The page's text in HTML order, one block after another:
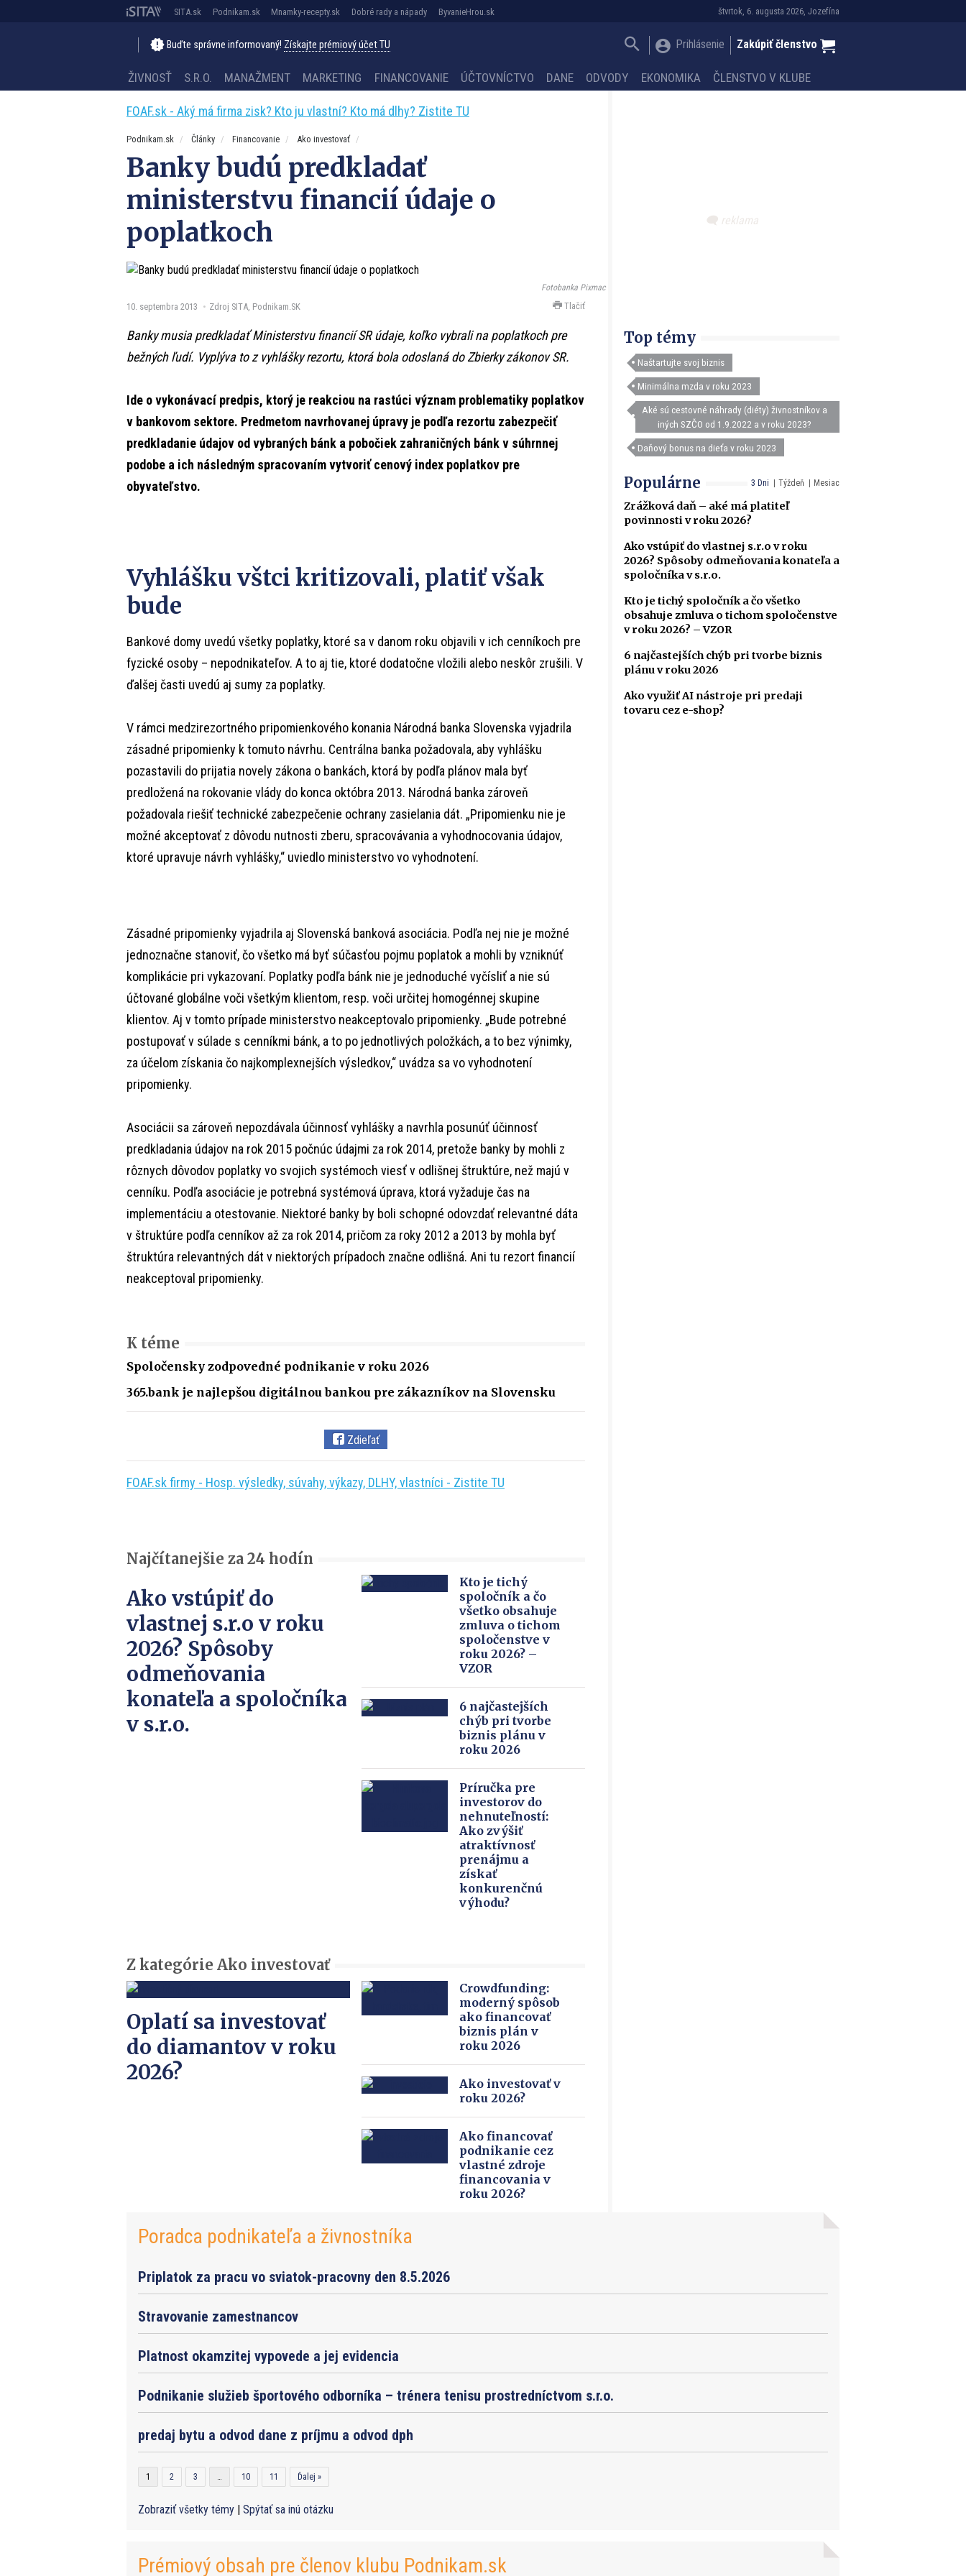
štvrtok, 6. augusta 2026, Jozefína
SITA.sk Podnikam.sk Mnamky-recepty.sk Dobré rady a nápady ByvanieHrou.sk
Buďte správne informovaný! Získajte prémiový účet TU Prihlásenie Zakúpiť členstvo
ŽIVNOSŤ S.R.O. MANAŽMENT MARKETING FINANCOVANIE ÚČTOVNÍCTVO DANE ODVODY EKONOMIKA ČLENSTVO V KLUBE
FOAF.sk - Aký má firma zisk? Kto ju vlastní? Kto má dlhy? Zistite TU
Podnikam.sk Články Financovanie Ako investovať
Banky budú predkladať
ministerstvu financií údaje o
poplatkoch
Fotobanka Pixmac
10. septembra 2013 Zdroj SITA, Podnikam.SK Tlačiť
Banky musia predkladať Ministerstvu financií SR údaje, koľko vybrali na poplatkoch pre
bežných ľudí. Vyplýva to z vyhlášky rezortu, ktorá bola odoslaná do Zbierky zákonov SR.
Ide o vykonávací predpis, ktorý je reakciou na rastúci význam problematiky poplatkov
v bankovom sektore. Predmetom navrhovanej úpravy je podľa rezortu zabezpečiť
predkladanie údajov od vybraných bánk a pobočiek zahraničných bánk v súhrnnej
podobe a ich následným spracovaním vytvoriť cenový index poplatkov pre
obyvateľstvo.
Vyhlášku vštci kritizovali, platiť však
bude
Bankové domy uvedú všetky poplatky, ktoré sa v danom roku objavili v ich cenníkoch pre
fyzické osoby – nepodnikateľov. A to aj tie, ktoré dodatočne vložili alebo neskôr zrušili. V
ďalšej časti uvedú aj sumy za poplatky.
V rámci medzirezortného pripomienkového konania Národná banka Slovenska vyjadrila
zásadné pripomienky k tomuto návrhu. Centrálna banka požadovala, aby vyhlášku
pozastavili do prijatia novely zákona o bankách, ktorá by podľa plánov mala byť
predložená na rokovanie vlády do konca októbra 2013. Národná banka zároveň
požadovala riešiť technické zabezpečenie ochrany zasielania dát. „Pripomienku nie je
možné akceptovať z dôvodu nutnosti zberu, spracovávania a vyhodnocovania údajov,
ktoré upravuje návrh vyhlášky,“ uviedlo ministerstvo vo vyhodnotení.
Zásadné pripomienky vyjadrila aj Slovenská banková asociácia. Podľa nej nie je možné
jednoznačne stanoviť, čo všetko má byť súčasťou pojmu poplatok a mohli by vzniknúť
komplikácie pri vykazovaní. Poplatky podľa bánk nie je jednoduché vyčísliť a nie sú
účtované globálne voči všetkým klientom, resp. voči určitej homogénnej skupine
klientov. Aj v tomto prípade ministerstvo neakceptovalo pripomienky. „Bude potrebné
postupovať v súlade s cenníkmi bánk, a to po jednotlivých položkách, a to bez výnimky,
za účelom získania čo najkomplexnejších výsledkov,“ uvádza sa vo vyhodnotení
pripomienky.
Asociácii sa zároveň nepozdávala účinnosť vyhlášky a navrhla posunúť účinnosť
predkladania údajov na rok 2015 počnúc údajmi za rok 2014, pretože banky by mohli z
rôznych dôvodov poplatky vo svojich systémoch viesť v odlišnej štruktúre, než majú v
cenníku. Podľa asociácie je potrebná systémová úprava, ktorá vyžaduje čas na
implementáciu a otestovanie. Niektoré banky by boli schopné odovzdať relevantné dáta
v štruktúre podľa cenníkov až za rok 2014, pričom za roky 2012 a 2013 by mohla byť
štruktúra relevantných dát v niektorých prípadoch značne odlišná. Ani tu rezort financií
neakceptoval pripomienky.
K téme
Spoločensky zodpovedné podnikanie v roku 2026
365.bank je najlepšou digitálnou bankou pre zákazníkov na Slovensku
Zdieľať
FOAF.sk firmy - Hosp. výsledky, súvahy, výkazy, DLHY, vlastníci - Zistite TU
Top témy
Naštartujte svoj biznis
Minimálna mzda v roku 2023
Aké sú cestovné náhrady (diéty) živnostníkov a
iných SZČO od 1.9.2022 a v roku 2023?
Daňový bonus na dieťa v roku 2023
3 Dni Týždeň Mesiac
Populárne
Zrážková daň – aké má platiteľ
povinnosti v roku 2026?
Ako vstúpiť do vlastnej s.r.o v roku
2026? Spôsoby odmeňovania konateľa a
spoločníka v s.r.o.
Kto je tichý spoločník a čo všetko
obsahuje zmluva o tichom spoločenstve
v roku 2026? – VZOR
6 najčastejších chýb pri tvorbe biznis
plánu v roku 2026
Ako využiť AI nástroje pri predaji
tovaru cez e-shop?
Najčítanejšie za 24 hodín
Ako vstúpiť do
vlastnej s.r.o v roku
2026? Spôsoby
odmeňovania
konateľa a spoločníka
v s.r.o.
Kto je tichý
spoločník a čo
všetko obsahuje
zmluva o tichom
spoločenstve v
roku 2026? –
VZOR
6 najčastejších
chýb pri tvorbe
biznis plánu v
roku 2026
Príručka pre
investorov do
nehnuteľností:
Ako zvýšiť
atraktívnosť
prenájmu a
získať
konkurenčnú
výhodu?
Z kategórie Ako investovať
Oplatí sa investovať
do diamantov v roku
2026?
Crowdfunding:
moderný spôsob
ako financovať
biznis plán v
roku 2026
Ako investovať v
roku 2026?
Ako financovať
podnikanie cez
vlastné zdroje
financovania v
roku 2026?
Poradca podnikateľa a živnostníka
Priplatok za pracu vo sviatok-pracovny den 8.5.2026
Stravovanie zamestnancov
Platnost okamzitej vypovede a jej evidencia
Podnikanie služieb športového odborníka – trénera tenisu prostredníctvom s.r.o.
predaj bytu a odvod dane z príjmu a odvod dph
1 2 3 … 10 11 Ďalej »
Zobraziť všetky témy Spýtať sa inú otázku
Prémiový obsah pre členov klubu Podnikam.sk